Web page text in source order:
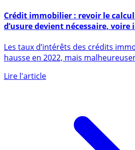
30 mars 2022
Crédit immobilier : revoir le calcul
d’usure devient nécessaire,
éviter le blocage du marché de
hausse en 2022, mais